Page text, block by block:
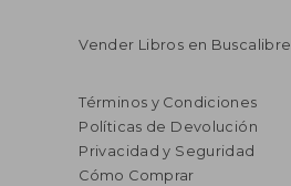
Vender Libros en Buscalibre
Términos y Condiciones
Políticas de Devolución
Privacidad y Seguridad
Cómo Comprar